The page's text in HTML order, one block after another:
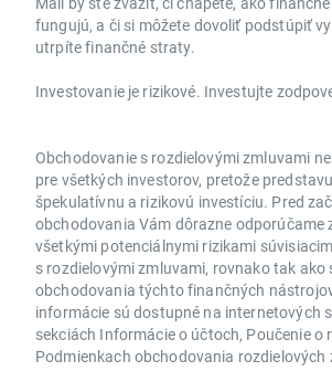
fungujú, a či si môžete dovoliť podstúpiť
utrpíte finančné straty.
Investovanie je rizikové. Investujte
Obchodovanie s rozdielovými zmluvami
pre všetkých investorov, pretože
špekulatívnu a rizikovú investíciu. Pred
obchodovania Vám dôrazne odporúčame
všetkými potenciálnymi rizikami
s rozdielovými zmluvami, rovnako tak ako
obchodovania týchto finančných
informácie sú dostupné na internetových
sekciách Informácie o účtoch, Poučenie o
Podmienkach obchodovania rozdielových